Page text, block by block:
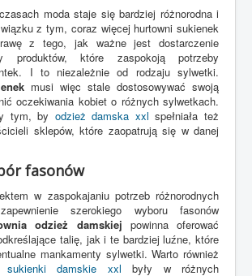
moda staje się bardziej różnorodna i
z tym, coraz więcej hurtowni sukienek
z tego, jak ważne jest dostarczenie
produktów, które zaspokoją potrzeby
I to niezależnie od rodzaju sylwetki.
musi więc stale dostosowywać swoją
oczekiwania kobiet o różnych sylwetkach.
tym, by odzież damska xxl spełniała też
sklepów, które zaopatrują się w danej
fasonów
w zaspokajaniu potrzeb różnorodnych
szerokiego wyboru fasonów
odzież damskiej powinna oferować
talię, jak i te bardziej luźne, które
mankamenty sylwetki. Warto również
sukienki damskie xxl były w różnych